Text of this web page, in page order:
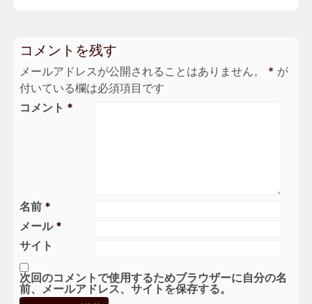
コメントを残す
メールアドレスが公開されることはありません。 * が
付いている欄は必須項目です
コメント *
名前 *
メール *
サイト
次回のコメントで使用するためブラウザーに自分の名
前、メールアドレス、サイトを保存する。